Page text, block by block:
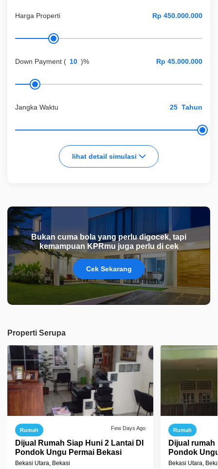
Harga Properti
Down Payment ( )%
Jangka Waktu Tahun
lihat detail simulasi
Bukan cuma bola yang perlu digocek, tapi
kemampuan KPRmu juga perlu di cek
Cek Sekarang
Properti Serupa
Rumah Few Days Ago
Dijual Rumah Siap Huni 2 Lantai DI
Pondok Ungu Permai Bekasi
Bekasi Utara, Bekasi
Rumah
Dijual
Pondok
Bekasi Utara,